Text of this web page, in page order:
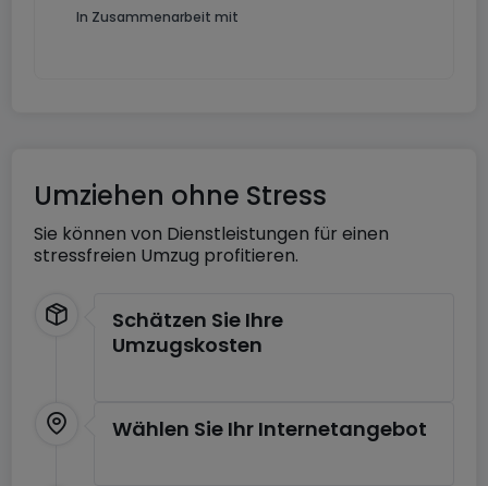
In Zusammenarbeit mit
Umziehen ohne Stress
Sie können von Dienstleistungen für einen
stressfreien Umzug profitieren.
Schätzen Sie Ihre
Umzugskosten
Wählen Sie Ihr Internetangebot